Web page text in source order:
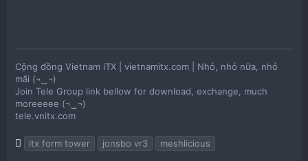
Cộng đồng Vietnam iTX | vietnamitx.com | Nhỏ, nhỏ nữa, nhỏ
mãi (¬‿¬)
Join Tele Group link bellow for download, exchange, much
moreeeee (¬‿¬)
tele.vnitx.com
Titx form tower jonsbo vr3 meshlicious